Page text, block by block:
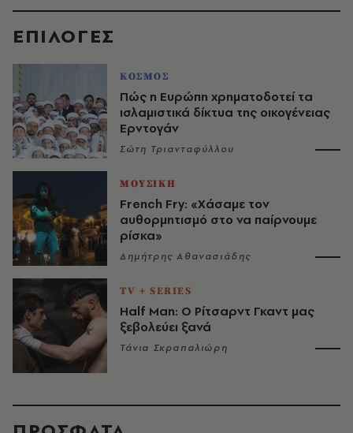
EΠΙΛΟΓΈΣ
ΚΟΣΜΟΣ
Πώς η Ευρώπη χρηματοδοτεί τα
ισλαμιστικά δίκτυα της οικογένειας
Ερντογάν
Σώτη Τριανταφύλλου
ΜΟΥΣΙΚΗ
French Fry: «Χάσαμε τον
αυθορμητισμό στο να παίρνουμε
ρίσκα»
Δημήτρης Αθανασιάδης
TV + SERIES
Half Man: Ο Ρίτσαρντ Γκαντ μας
ξεβολεύει ξανά
Τάνια Σκραπαλιώρη